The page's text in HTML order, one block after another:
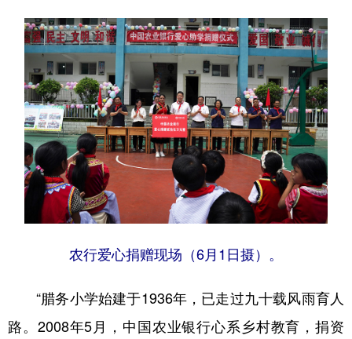
农行爱心捐赠现场（6月1日摄）。
“腊务小学始建于1936年，已走过九十载风雨育人
路。2008年5月，中国农业银行心系乡村教育，捐资